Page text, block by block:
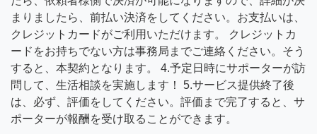
まりましたら、前払い決済をしてください。お支払いは、
クレジットカードがご利用いただけます。 クレジットカ
ードをお持ちでない方は事務局までご連絡ください。そう
すると、本契約となります。 4.予定日時にサポーターが訪
問して、生活相談を実施します！ 5.サービス提供終了後
は、必ず、評価をしてください。評価まで完了すると、サ
ポーターが報酬を受け取ることができます。